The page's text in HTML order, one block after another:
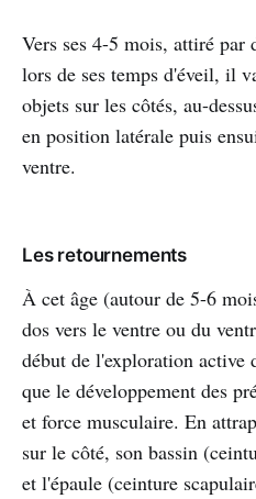
Vers ses 4-5 mois, attiré par
lors de ses temps d'éveil, il
objets sur les côtés, au-
en position latérale puis
ventre.
Les retournements
À cet âge (autour de 5-6
dos vers le ventre ou du
début de l'exploration active
que le développement des
et force musculaire. En
sur le côté, son bassin
et l'épaule (ceinture